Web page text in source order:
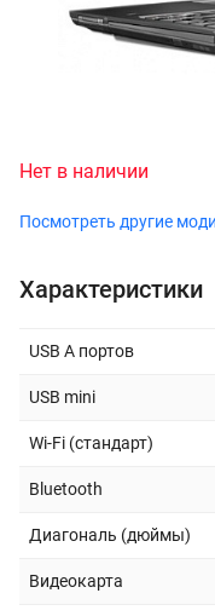
Нет в наличии
Посмотреть другие
Характеристики
USB A портов
USB mini
Wi-Fi (стандарт)
Bluetooth
Диагональ (дюймы)
Видеокарта